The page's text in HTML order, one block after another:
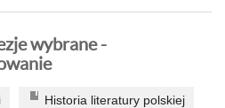
wybrane -
Historia literatury polskiej